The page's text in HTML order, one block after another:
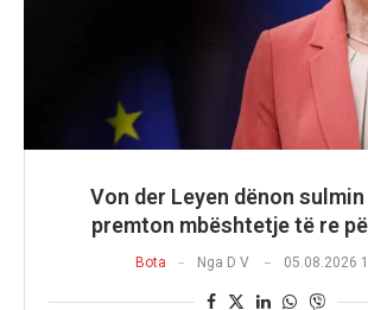
Von der Leyen dënon
premton mbështetje të re
Bota Nga D V 05.08.2026